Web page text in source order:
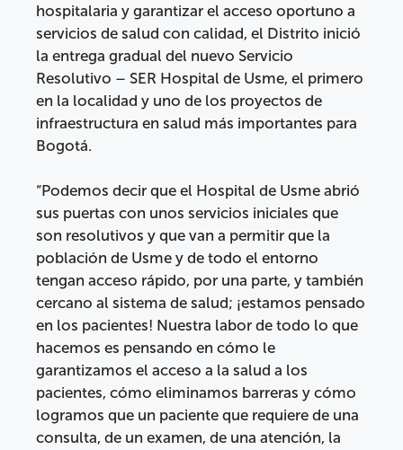
hospitalaria y garantizar el acceso oportuno a
servicios de salud con calidad, el Distrito inició
la entrega gradual del nuevo Servicio
Resolutivo – SER Hospital de Usme, el primero
en la localidad y uno de los proyectos de
infraestructura en salud más importantes para
Bogotá.
“Podemos decir que el Hospital de Usme abrió
sus puertas con unos servicios iniciales que
son resolutivos y que van a permitir que la
población de Usme y de todo el entorno
tengan acceso rápido, por una parte, y también
cercano al sistema de salud; ¡estamos pensado
en los pacientes! Nuestra labor de todo lo que
hacemos es pensando en cómo le
garantizamos el acceso a la salud a los
pacientes, cómo eliminamos barreras y cómo
logramos que un paciente que requiere de una
consulta, de un examen, de una atención, la